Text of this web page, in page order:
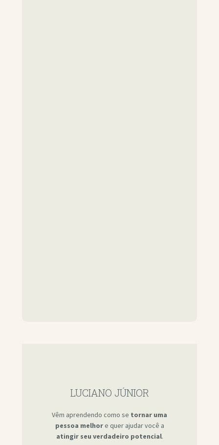
LUCIANO JÚNIOR
Vêm aprendendo como se tornar uma
pessoa melhore quer ajudar você a
atingir seu verdadeiro potencial.